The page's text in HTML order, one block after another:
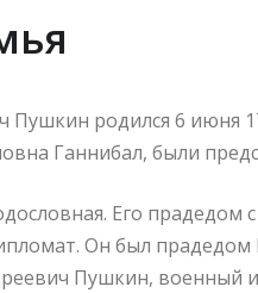
Пушкин родился 6 июня
Ганнибал, были
Его
Он был
Пушкин, военный